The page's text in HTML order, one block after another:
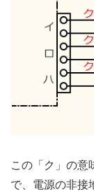
この「ク」の意
で、電源の非接